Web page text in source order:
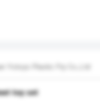
Yotoys Plastic Fty Co.,Ltd
toy set